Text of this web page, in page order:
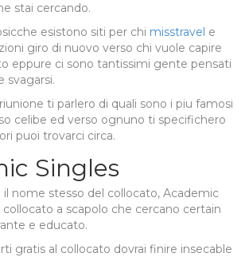
stai cercando.
esistono siti per chi misstravel e
giro di nuovo verso chi vuole capire
eppure ci sono tantissimi gente pensati
svagarsi.
ti parlero di quali sono i piu famosi
celibe ed verso ognuno ti specifichero
puoi trovarci circa.
Singles
il nome stesso del collocato, Academic
a scapolo che cercano certain
e educato.
gratis al collocato dovrai finire insecable